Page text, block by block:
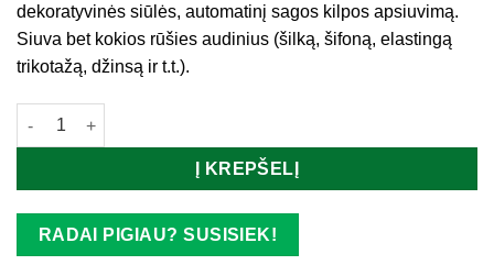
dekoratyvinės siūlės, automatinį sagos kilpos apsiuvimą.
Siuva bet kokios rūšies audinius (šilką, šifoną, elastingą
trikotažą, džinsą ir t.t.).
produkto kiekis: Janome Beauty 16S
Į KREPŠELĮ
RADAI PIGIAU? SUSISIEK!